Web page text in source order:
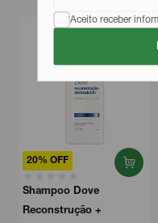
Aceito receber
Dove
+